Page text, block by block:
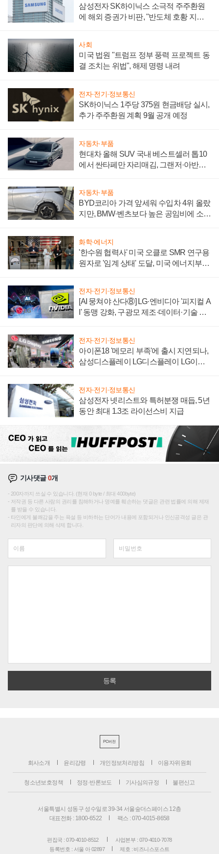
삼성전자 SK하이닉스 소극적 주주환원
에 해외 증권가 비판, "반도체 호황 지속
사회
미국 법원 "트럼프 정부 풍력 프로젝트 동
결 조치는 위법", 해제 명령 내려
전자·전기·정보통신
SK하이닉스 1주당 375원 현금배당 실시,
추가 주주환원 계획 9월 공개 예정
자동차·부품
현대차 올해 SUV 국내 베스트셀러 톱10
에서 싼타페만 자리매김, 그랜저·아반떼
자동차·부품
BYD코리아 가격 앞세워 수입차 4위 올랐
지만, BMW·벤츠보다 높은 공임비에 소비
화학·에너지
'한수원 협력사' 미국 오클로 SMR 연구용
원자로 '임계 상태' 도달, 미국 에너지부
전자·전기·정보통신
[AI 뭉쳐야 산다⑧] LG·엔비디아 '피지컬 A
I' 동맹 강화, 구광모 제조·데이터·기술 결
전자·전기·정보통신
아이폰18 '메모리 부족'에 출시 지연되나,
삼성디스플레이 LG디스플레이 LG이노
전자·전기·정보통신
삼성전자 넷리스트와 특허분쟁 매듭, 5년
동안 최대 1.3조 라이선스비 지급
기사댓글0개
200자까지 쓰실 수 있습니다. (현재 0 byte / 최대 400byte)
저작권 등 다른 사람의 권리를 침해하거나 명예를 훼손하는 댓글은 관련 법률에 의해 제재
를 받을 수 있습니다.
타인에게 불쾌감을 주는 욕설 등 비하하는 단어가 내용에 포함되거나 인신공격성 글은 관
리자의 판단에 의해 삭제 합니다.
PC버전
회사소개 윤리강령 개인정보처리방침 이용자위원회
청소년보호정책 정정·반론보도 기사심의규정 불편신고
서울특별시 성동구 성수일로 39-34 서울숲더스페이스 12층
대표전화 : 1800-6522
팩스 : 070-4015-8658
편집국 : 070-4010-8512
사업본부 : 070-4010-7078
등록번호 : 서울 아 02897
제호 : 비즈니스포스트